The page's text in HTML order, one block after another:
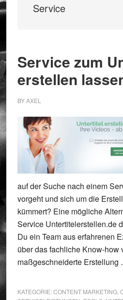
Service
Service zum
erstellen
BYAXEL
auf der Suche nach einem
vorgeht und sich um die
kümmert? Eine mögliche
Service Untertitelerstellen.de
Du ein Team aus erfahrenen
über das fachliche Know-how
maßgeschneiderte
KATEGORIE:CONTENT MARKETING,